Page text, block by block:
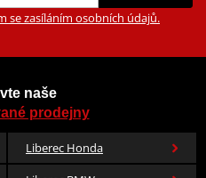
se zasíláním osobních údajů.
naše
prodejny
Liberec Honda